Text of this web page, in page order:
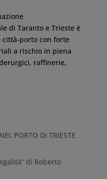
di Taranto e Trieste è
porto con forte
a rischio in piena
raffinerie,
PORTO DI TRIESTE
di Roberto